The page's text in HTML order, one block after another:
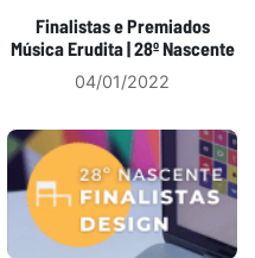
Finalistas e Premiados
Música Erudita | 28º Nascente
04/01/2022